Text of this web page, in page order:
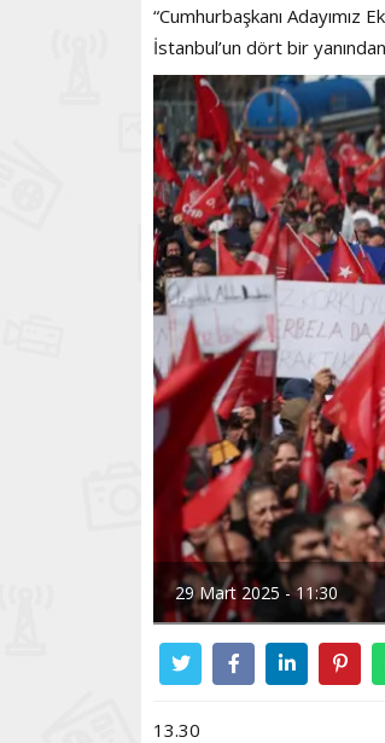
“Cumhurbaşkanı
İstanbul’un dört bir
29 Mart 2025 - 11:30
13.30